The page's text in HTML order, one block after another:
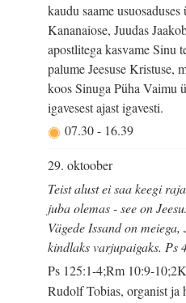
kaudu saame
Kananaiose, Juudas
apostlitega kasvame Sinu
palume Jeesuse Kristuse,
koos Sinuga Püha Vaimu
igavesest ajast igavesti.
07.30- 16.39
29. oktoober
Teist alust ei saa keegi
juba olemas - see on
Vägede Issand on
kindlaks varjupaigaks. Ps
Ps 125:1-4;Rm 10:9-
Rudolf Tobias, organist ja